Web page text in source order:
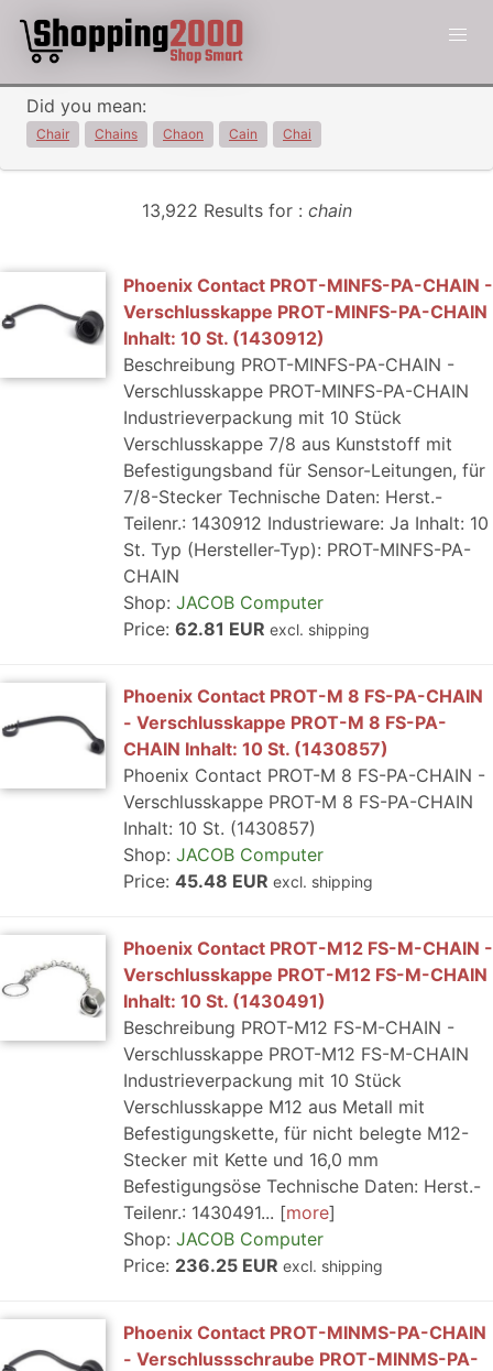
Did you mean:
Chair Chains Chaon Cain Chai
13,922 Results for : chain
Phoenix Contact PROT-MINFS-PA-CHAIN -
Verschlusskappe PROT-MINFS-PA-CHAIN
Inhalt: 10 St. (1430912)
Beschreibung PROT-MINFS-PA-CHAIN -
Verschlusskappe PROT-MINFS-PA-CHAIN
Industrieverpackung mit 10 Stück
Verschlusskappe 7/8 aus Kunststoff mit
Befestigungsband für Sensor-Leitungen, für
7/8-Stecker Technische Daten: Herst.-
Teilenr.: 1430912 Industrieware: Ja Inhalt: 10
St. Typ (Hersteller-Typ): PROT-MINFS-PA-
CHAIN
Shop: JACOB Computer
Price: 62.81 EUR excl. shipping
Phoenix Contact PROT-M 8 FS-PA-CHAIN
- Verschlusskappe PROT-M 8 FS-PA-
CHAIN Inhalt: 10 St. (1430857)
Phoenix Contact PROT-M 8 FS-PA-CHAIN -
Verschlusskappe PROT-M 8 FS-PA-CHAIN
Inhalt: 10 St. (1430857)
Shop: JACOB Computer
Price: 45.48 EUR excl. shipping
Phoenix Contact PROT-M12 FS-M-CHAIN -
Verschlusskappe PROT-M12 FS-M-CHAIN
Inhalt: 10 St. (1430491)
Beschreibung PROT-M12 FS-M-CHAIN -
Verschlusskappe PROT-M12 FS-M-CHAIN
Industrieverpackung mit 10 Stück
Verschlusskappe M12 aus Metall mit
Befestigungskette, für nicht belegte M12-
Stecker mit Kette und 16,0 mm
Befestigungsöse Technische Daten: Herst.-
Teilenr.: 1430491...
more
Shop: JACOB Computer
Price: 236.25 EUR excl. shipping
Phoenix Contact PROT-MINMS-PA-CHAIN
- Verschlussschraube PROT-MINMS-PA-